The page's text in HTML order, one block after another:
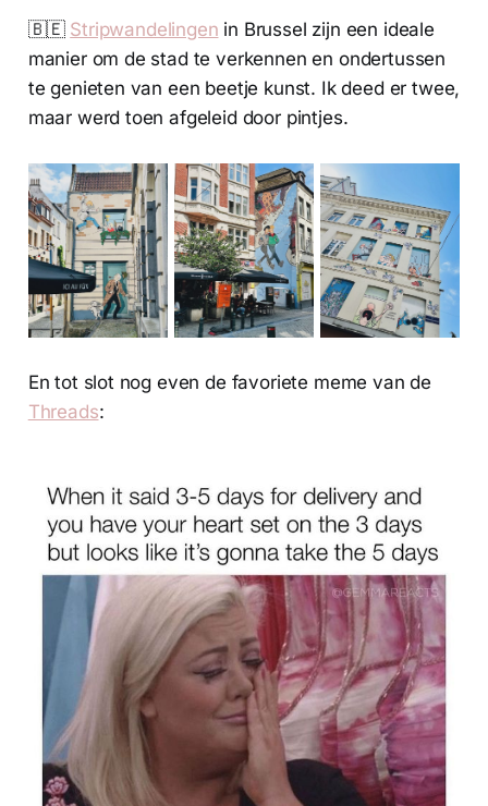
🇧🇪 Stripwandelingen in Brussel zijn een ideale
manier om de stad te verkennen en ondertussen
te genieten van een beetje kunst. Ik deed er twee,
maar werd toen afgeleid door pintjes.
En tot slot nog even de favoriete meme van de
Threads: